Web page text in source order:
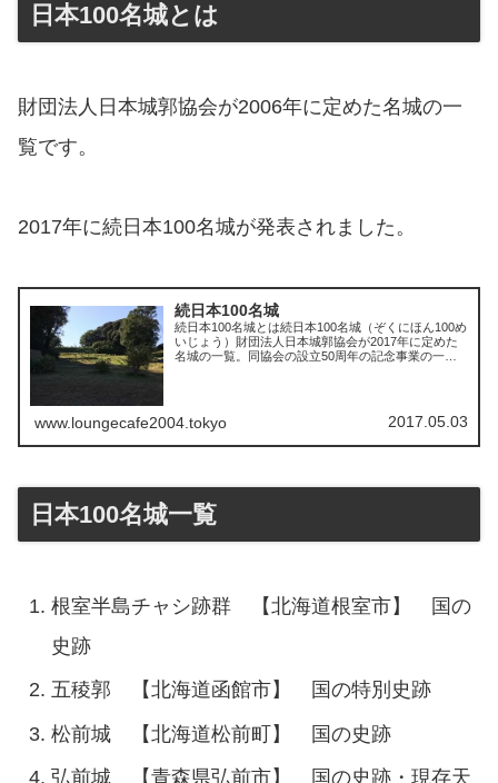
日本100名城とは
財団法人日本城郭協会が2006年に定めた名城の一
覧です。
2017年に続日本100名城が発表されました。
続日本100名城
続日本100名城とは続日本100名城（ぞくにほん100め
いじょう）財団法人日本城郭協会が2017年に定めた
名城の一覧。同協会の設立50周年の記念事業の一
www.loungecafe2004.tokyo 2017.05.03
日本100名城一覧
根室半島チャシ跡群 【北海道根室市】 国の
史跡
五稜郭 【北海道函館市】 国の特別史跡
松前城 【北海道松前町】 国の史跡
弘前城 【青森県弘前市】 国の史跡・現存天